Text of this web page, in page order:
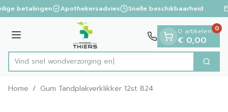
Ga naar de inhoud
1 van 1
betalingen Apothekersadvies Snelle beschikbaarheid
Menu
Product, merk, categorie...
Vind snel wondverzor Zoek
0 artikelen
€ 0,00
0
Home / Gum Tandplakverklikker 12st 824